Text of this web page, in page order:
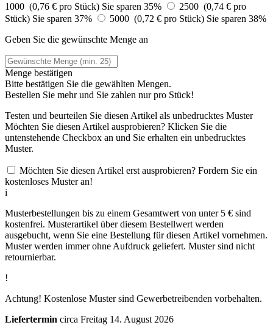
1000 (0,76 € pro Stück) Sie sparen 35%
2500 (0,74 € pro
Stück) Sie sparen 37% 5000 (0,72 € pro Stück) Sie sparen 38%
Geben Sie die gewünschte Menge an
Menge bestätigen
Bitte bestätigen Sie die gewählten Mengen.
Bestellen Sie mehr und Sie zahlen nurpro Stück!
Testen und beurteilen Sie diesen Artikel als unbedrucktes Muster
Möchten Sie diesen Artikel ausprobieren? Klicken Sie die
untenstehende Checkbox an und Sie erhalten ein unbedrucktes
Muster.
Möchten Sie diesen Artikel erst ausprobieren? Fordern Sie ein
kostenloses Muster an!
i
Musterbestellungen bis zu einem Gesamtwert von unter 5 € sind
kostenfrei. Musterartikel über diesem Bestellwert werden
ausgebucht, wenn Sie eine Bestellung für diesen Artikel vornehmen.
Muster werden immer ohne Aufdruck geliefert. Muster sind nicht
retournierbar.
!
Achtung! Kostenlose Muster sind Gewerbetreibenden vorbehalten.
Liefertermin circa Freitag 14. August 2026